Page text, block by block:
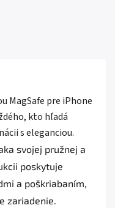
MagSafe pre iPhone
kto hľadá
s eleganciou.
svojej pružnej a
poskytuje
a poškriabaním,
zariadenie.